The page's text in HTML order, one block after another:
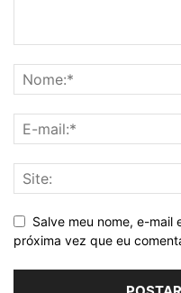
Salve meu nome, e-mail
próxima vez que eu